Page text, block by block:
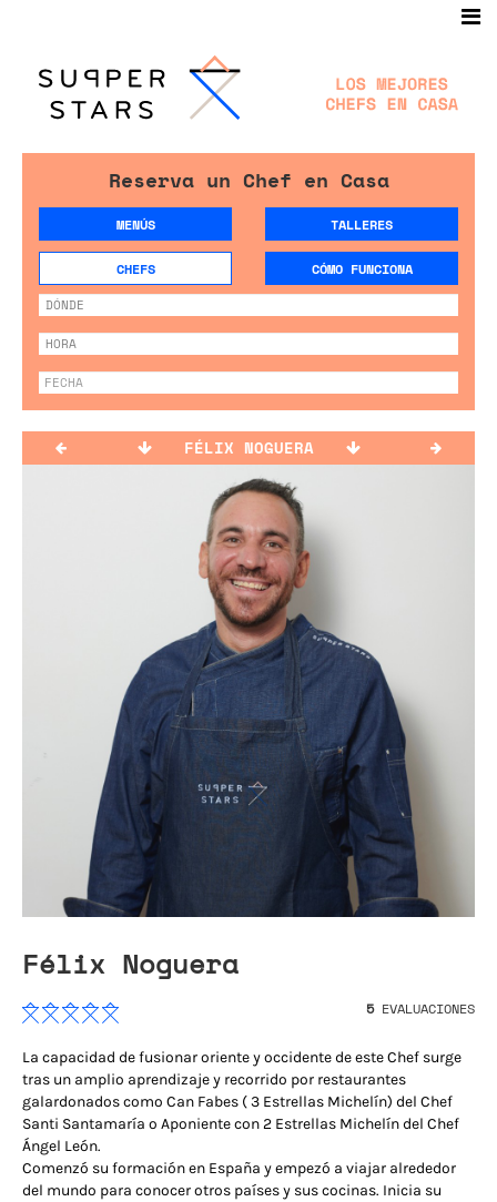
Reserva un Chef en Casa
MENÚS TALLERES
CHEFS CÓMO FUNCIONA
FÉLIX NOGUERA
Félix Noguera
5EVALUACIONES
La capacidad de fusionar oriente y occidente de este Chef surge
tras un amplio aprendizaje y recorrido por restaurantes
galardonados como Can Fabes ( 3 Estrellas Michelín) del Chef
Santi Santamaría o Aponiente con 2 Estrellas Michelín del Chef
Ángel León.
Comenzó su formación en España y empezó a viajar alrededor
del mundo para conocer otros países y sus cocinas. Inicia su